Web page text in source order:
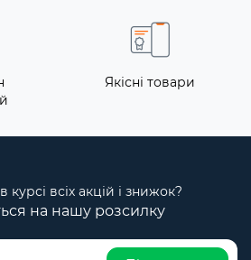
Якісні товари
курсі всіх акцій і знижок?
на нашу розсилку